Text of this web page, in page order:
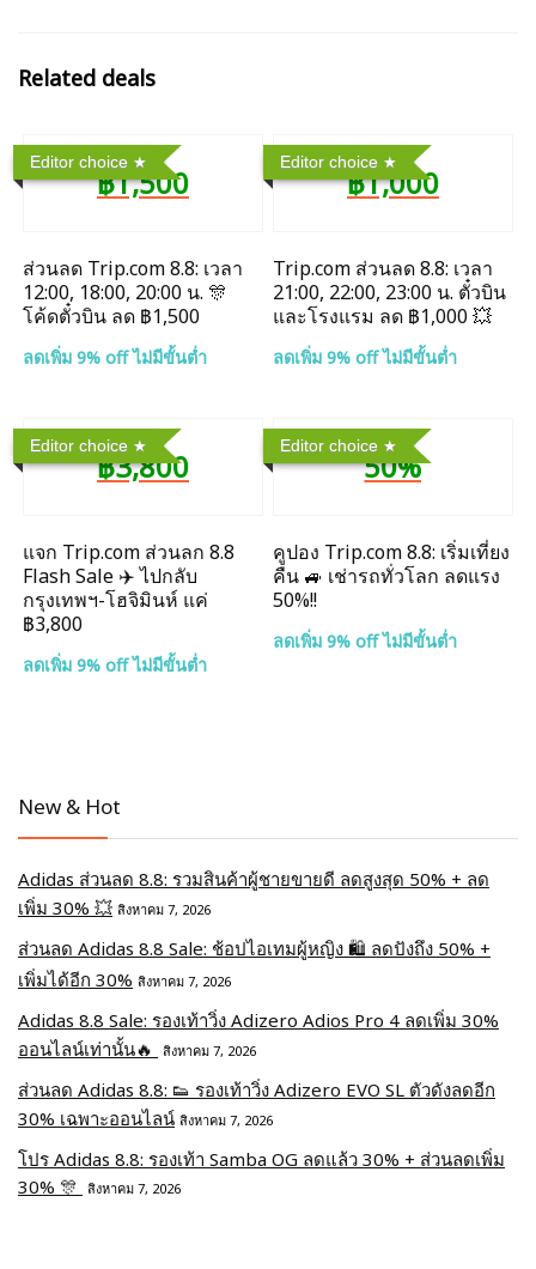
Related deals
Editor choice
฿1,500
ส่วนลด Trip.com 8.8: เวลา
12:00, 18:00, 20:00 น. 🎊
โค้ดตั๋วบิน ลด ฿1,500
ลดเพิ่ม 9% off ไม่มีขั้นต่ำ
Editor choice
฿1,000
Trip.com ส่วนลด 8.8: เวลา
21:00, 22:00, 23:00 น. ตั๋วบิน
และโรงแรม ลด ฿1,000 💥
ลดเพิ่ม 9% off ไม่มีขั้นต่ำ
Editor choice
฿3,800
แจก Trip.com ส่วนลก 8.8
Flash Sale ✈️ ไปกลับ
กรุงเทพฯ-โฮจิมินห์ แค่
฿3,800
ลดเพิ่ม 9% off ไม่มีขั้นต่ำ
Editor choice
50%
คูปอง Trip.com 8.8: เริ่มเที่ยง
คืน 🚙 เช่ารถทั่วโลก ลดแรง
50%!!
ลดเพิ่ม 9% off ไม่มีขั้นต่ำ
New & Hot
Adidas ส่วนลด 8.8: รวมสินค้าผู้ชายขายดี ลดสูงสุด 50% + ลด
เพิ่ม 30% 💥 สิงหาคม 7, 2026
ส่วนลด Adidas 8.8 Sale: ช้อปไอเทมผู้หญิง 🛍️ ลดปังถึง 50% +
เพิ่มได้อีก 30% สิงหาคม 7, 2026
Adidas 8.8 Sale: รองเท้าวิ่ง Adizero Adios Pro 4 ลดเพิ่ม 30%
ออนไลน์เท่านั้น🔥
สิงหาคม 7, 2026
ส่วนลด Adidas 8.8: 👟 รองเท้าวิ่ง Adizero EVO SL ตัวดังลดอีก
30% เฉพาะออนไลน์ สิงหาคม 7, 2026
โปร Adidas 8.8: รองเท้า Samba OG ลดแล้ว 30% + ส่วนลดเพิ่ม
30% 🎊 สิงหาคม 7, 2026